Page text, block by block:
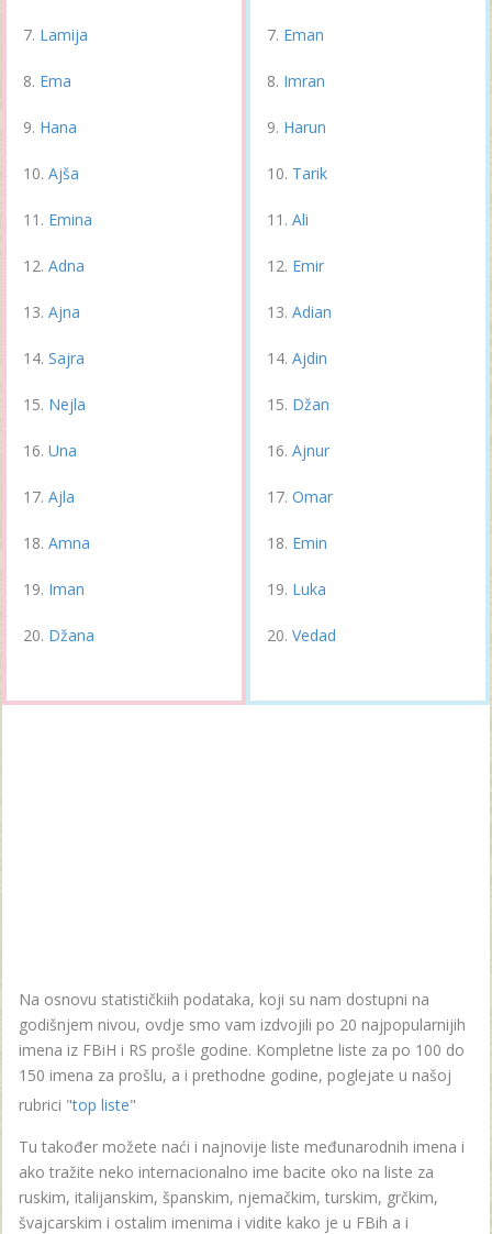
Lamija
Ema
Hana
Ajša
Emina
Adna
Ajna
Sajra
Nejla
Una
Ajla
Amna
Iman
Džana
Eman
Imran
Harun
Tarik
Ali
Emir
Adian
Ajdin
Džan
Ajnur
Omar
Emin
Luka
Vedad
Na osnovu statističkiih podataka, koji su nam dostupni na
godišnjem nivou, ovdje smo vam izdvojili po 20 najpopularnijih
imena iz FBiH i RS prošle godine. Kompletne liste za po 100 do
150 imena za prošlu, a i prethodne godine, poglejate u našoj
rubrici "top liste"
Tu također možete naći i najnovije liste međunarodnih imena i
ako tražite neko internacionalno ime bacite oko na liste za
ruskim, italijanskim, španskim, njemačkim, turskim, grčkim,
švajcarskim i ostalim imenima i vidite kako je u FBih a i